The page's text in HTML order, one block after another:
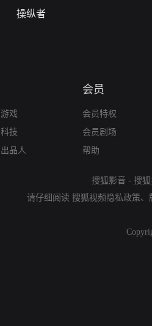
操纵者
游戏
科技
出品人
会员
会员特权
会员剧场
帮助
搜狐影音 - 搜
请仔细阅读 搜狐视频隐私政策、